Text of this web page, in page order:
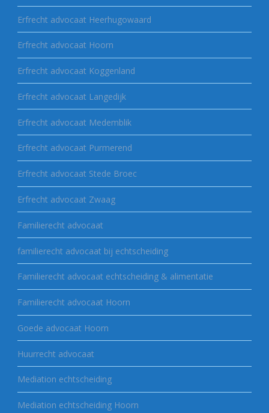
Erfrecht advocaat Heerhugowaard
Erfrecht advocaat Hoorn
Erfrecht advocaat Koggenland
Erfrecht advocaat Langedijk
Erfrecht advocaat Medemblik
Erfrecht advocaat Purmerend
Erfrecht advocaat Stede Broec
Erfrecht advocaat Zwaag
Familierecht advocaat
familierecht advocaat bij echtscheiding
Familierecht advocaat echtscheiding & alimentatie
Familierecht advocaat Hoorn
Goede advocaat Hoorn
Huurrecht advocaat
Mediation echtscheiding
Mediation echtscheiding Hoorn